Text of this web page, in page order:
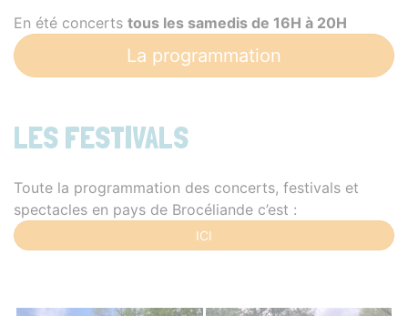
En été concerts tous les samedis de 16H à 20H
La programmation
LES FESTIVALS
Toute la programmation des concerts, festivals et
spectacles en pays de Brocéliande c’est :
ICI